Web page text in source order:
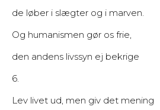
de løber i slægter og i marven.
Og humanismen gør os frie,
den andens livssyn ej bekrige
6.
Lev livet ud, men giv det mening